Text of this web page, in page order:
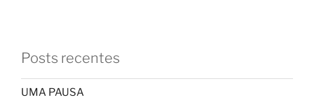
Posts recentes
UMA PAUSA